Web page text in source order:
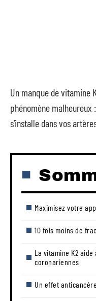
Un manque de vitamine
phénomène
s’installe dans vos
Maximisez votre
10 fois moins de
La vitamine K2
coronariennes
Un effet